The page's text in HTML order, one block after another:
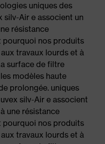
uniques des
silv-Air e associent un
résistance
pourquoi nos produits
travaux lourds et à
surface de filtre
modèles haute
prolongée. uniques
silv-Air e associent
une résistance
pourquoi nos produits
travaux lourds et à